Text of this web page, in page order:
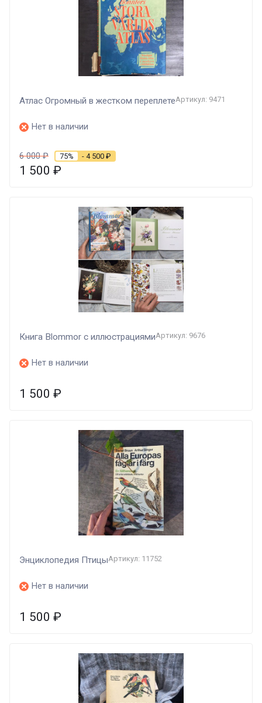
Атлас Огромный в жестком переплетеАртикул: 9471
Нет в наличии
6 000₽ 75% - 4 500 ₽
1 500 ₽
Книга Blommor с иллюстрациямиАртикул: 9676
Нет в наличии
1 500 ₽
Энциклопедия ПтицыАртикул: 11752
Нет в наличии
1 500 ₽